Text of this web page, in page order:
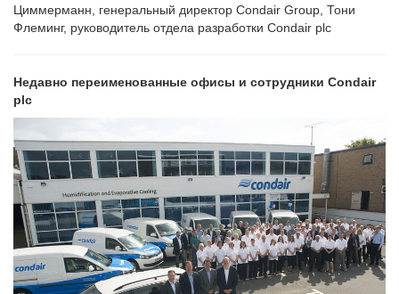
Циммерманн, генеральный директор Condair Group, Тони
Флеминг, руководитель отдела разработки Condair plc
Недавно переименованные офисы и сотрудники Condair
plc